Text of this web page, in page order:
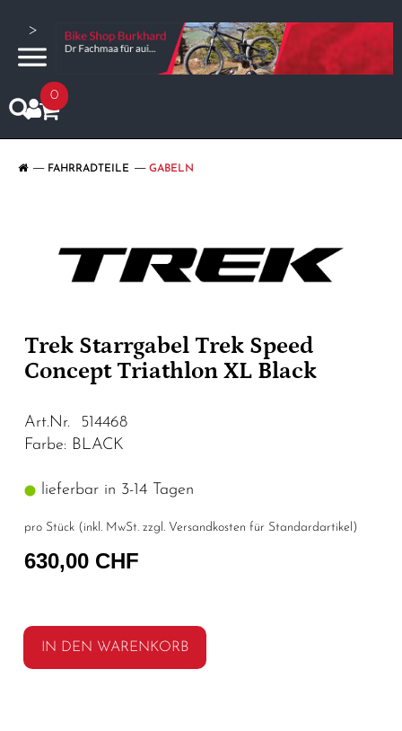
>
0
FAHRRADTEILE GABELN
Trek Starrgabel Trek Speed
Concept Triathlon XL Black
Art.Nr. 514468
Farbe: BLACK
lieferbar in 3-14 Tagen
pro Stück (inkl. MwSt. zzgl. Versandkosten für Standardartikel )
630,00 CHF
IN DEN WARENKORB